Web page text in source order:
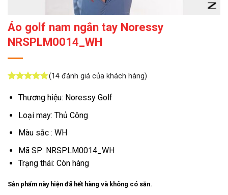
Áo golf nam ngắn tay Noressy
NRSPLM0014_WH
dựa trên
(14đánh giá của khách hàng)
Thương hiệu: Noressy Golf
Loại may: Thủ Công
Màu sắc : WH
Mã SP: NRSPLM0014_WH
Trạng thái: Còn hàng
Sản phẩm này hiện đã hết hàng và không có sẵn.